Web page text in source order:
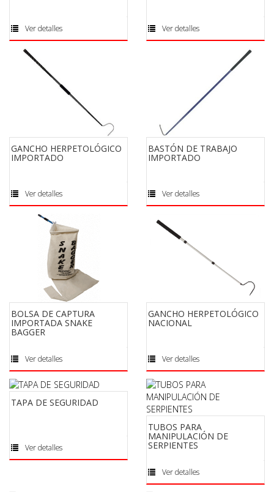
Ver detalles Ver detalles
GANCHO HERPETOLÓGICO
IMPORTADO
Ver detalles
BASTÓN DE TRABAJO
IMPORTADO
Ver detalles
BOLSA DE CAPTURA
IMPORTADA SNAKE
BAGGER
Ver detalles
GANCHO HERPETOLÓGICO
NACIONAL
Ver detalles
TAPA DE SEGURIDAD
Ver detalles
TUBOS PARA
MANIPULACIÓN DE
SERPIENTES
Ver detalles